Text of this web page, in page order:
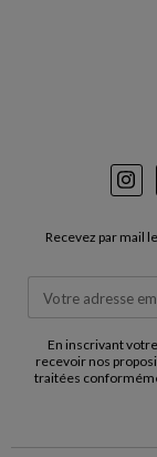
Recevez par mail
En inscrivant
recevoir nos
traitées